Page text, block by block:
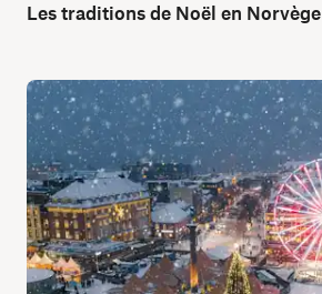
Les traditions de Noël en Norvège